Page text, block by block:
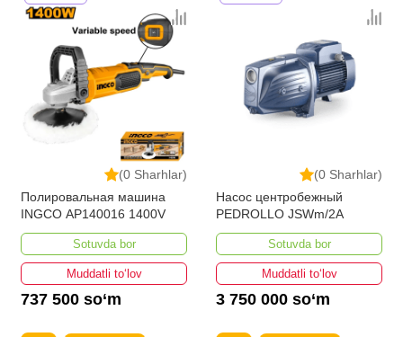
(0 Sharhlar)
Полировальная машина
INGCO AP140016 1400V
Sotuvda bor
Muddatli to‘lov
737 500 so‘m
(0 Sharhlar)
Насос центробежный
PEDROLLO JSWm/2A
Sotuvda bor
Muddatli to‘lov
3 750 000 so‘m